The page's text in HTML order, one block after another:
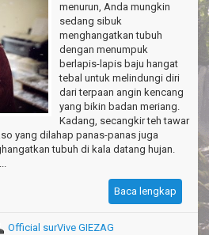
menurun, Anda mungkin
sedang sibuk
menghangatkan tubuh
dengan menumpuk
berlapis-lapis baju hangat
tebal untuk melindungi diri
dari terpaan angin kencang
yang bikin badan meriang.
Kadang, secangkir teh tawar
yang dilahap panas-panas juga
tubuh di kala datang hujan.
Baca lengkap
Official surVive GIEZAG